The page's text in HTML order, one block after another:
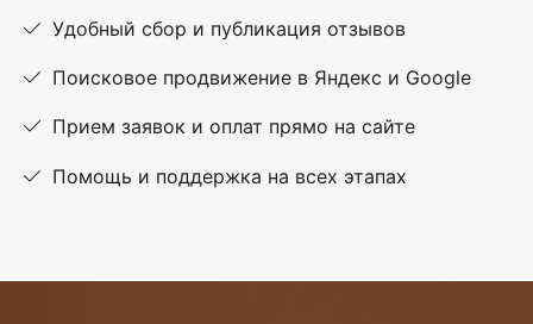
Удобный сбор и публикация отзывов
Поисковое продвижение в Яндекс и Google
Прием заявок и оплат прямо на сайте
Помощь и поддержка на всех этапах